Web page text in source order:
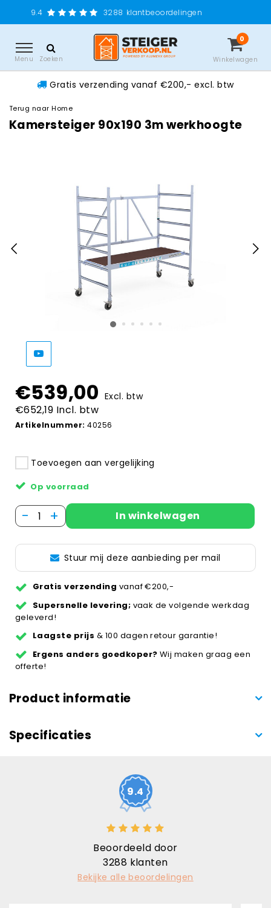
3288 klantbeoordelingen
Menu Zoeken
0
Winkelwagen
Gratis verzending vanaf €200,- excl. btw
Terug naar Home
Kamersteiger 90x190 3m werkhoogte
€539,00 Excl. btw
€652,19 Incl. btw
Artikelnummer: 40256
Toevoegen aan vergelijking
Op voorraad
- + In winkelwagen
Stuur mij deze aanbieding per mail
Gratis verzending vanaf €200,-
Supersnelle levering; vaak de volgende werkdag
geleverd!
Laagste prijs & 100 dagen retour garantie!
Ergens anders goedkoper? Wij maken graag een
offerte!
Product informatie
Specificaties
9.4
Beoordeeld door
3288 klanten
Bekijke alle beoordelingen